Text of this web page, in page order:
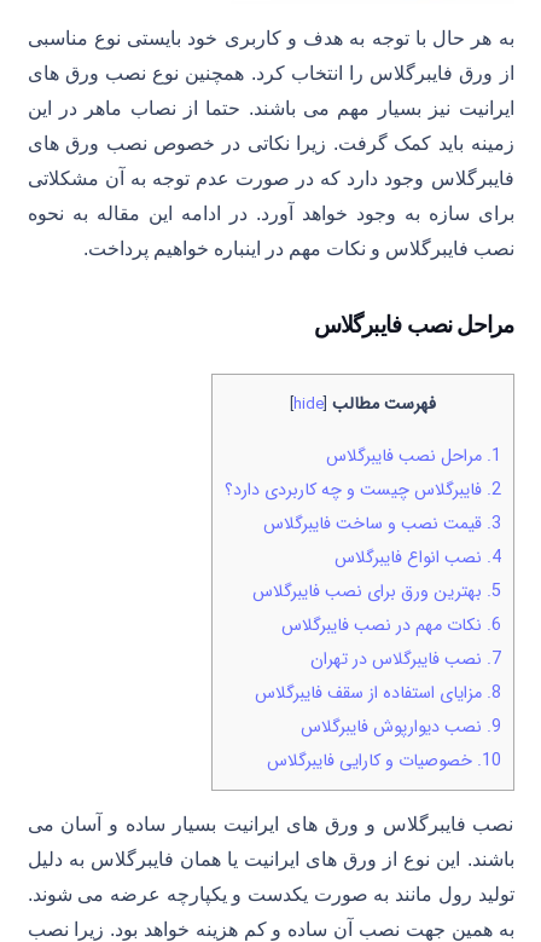
به هر حال با توجه به هدف و کاربری خود بایستی نوع مناسبی
از ورق فایبرگلاس را انتخاب کرد. همچنین نوع نصب ورق های
ایرانیت نیز بسیار مهم می باشند. حتما از نصاب ماهر در این
زمینه باید کمک گرفت. زیرا نکاتی در خصوص نصب ورق های
فایبرگلاس وجود دارد که در صورت عدم توجه به آن مشکلاتی
برای سازه به وجود خواهد آورد. در ادامه این مقاله به نحوه
نصب فایبرگلاس و نکات مهم در اینباره خواهیم پرداخت.
مراحل نصب فایبرگلاس
فهرست مطالب [
hide
]
1. مراحل نصب فایبرگلاس
2. فایبرگلاس چیست و چه کاربردی دارد؟
3. قیمت نصب و ساخت فایبرگلاس
4. نصب انواع فایبرگلاس
5. بهترین ورق برای نصب فایبرگلاس
6. نکات مهم در نصب فایبرگلاس
7. نصب فایبرگلاس در تهران
8. مزایای استفاده از سقف فایبرگلاس
9. نصب دیوارپوش فایبرگلاس
10. خصوصیات و کارایی فایبرگلاس
نصب فایبرگلاس و ورق های ایرانیت بسیار ساده و آسان می
باشند. این نوع از ورق های ایرانیت یا همان فایبرگلاس به دلیل
تولید رول مانند به صورت یکدست و یکپارچه عرضه می شوند.
به همین جهت نصب آن ساده و کم هزینه خواهد بود. زیرا نصب